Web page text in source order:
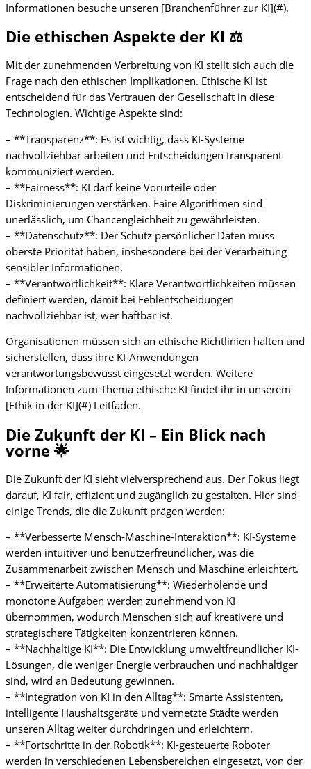
Informationen besuche unseren [Branchenführer zur KI](#).
Die ethischen Aspekte der KI ⚖️
Mit der zunehmenden Verbreitung von KI stellt sich auch die
Frage nach den ethischen Implikationen. Ethische KI ist
entscheidend für das Vertrauen der Gesellschaft in diese
Technologien. Wichtige Aspekte sind:
– **Transparenz**: Es ist wichtig, dass KI-Systeme
nachvollziehbar arbeiten und Entscheidungen transparent
kommuniziert werden.
– **Fairness**: KI darf keine Vorurteile oder
Diskriminierungen verstärken. Faire Algorithmen sind
unerlässlich, um Chancengleichheit zu gewährleisten.
– **Datenschutz**: Der Schutz persönlicher Daten muss
oberste Priorität haben, insbesondere bei der Verarbeitung
sensibler Informationen.
– **Verantwortlichkeit**: Klare Verantwortlichkeiten müssen
definiert werden, damit bei Fehlentscheidungen
nachvollziehbar ist, wer haftbar ist.
Organisationen müssen sich an ethische Richtlinien halten und
sicherstellen, dass ihre KI-Anwendungen
verantwortungsbewusst eingesetzt werden. Weitere
Informationen zum Thema ethische KI findet ihr in unserem
[Ethik in der KI](#) Leitfaden.
Die Zukunft der KI – Ein Blick nach
vorne 🌟
Die Zukunft der KI sieht vielversprechend aus. Der Fokus liegt
darauf, KI fair, effizient und zugänglich zu gestalten. Hier sind
einige Trends, die die Zukunft prägen werden:
– **Verbesserte Mensch-Maschine-Interaktion**: KI-Systeme
werden intuitiver und benutzerfreundlicher, was die
Zusammenarbeit zwischen Mensch und Maschine erleichtert.
– **Erweiterte Automatisierung**: Wiederholende und
monotone Aufgaben werden zunehmend von KI
übernommen, wodurch Menschen sich auf kreativere und
strategischere Tätigkeiten konzentrieren können.
– **Nachhaltige KI**: Die Entwicklung umweltfreundlicher KI-
Lösungen, die weniger Energie verbrauchen und nachhaltiger
sind, wird an Bedeutung gewinnen.
– **Integration von KI in den Alltag**: Smarte Assistenten,
intelligente Haushaltsgeräte und vernetzte Städte werden
unseren Alltag weiter durchdringen und erleichtern.
– **Fortschritte in der Robotik**: KI-gesteuerte Roboter
werden in verschiedenen Lebensbereichen eingesetzt, von der